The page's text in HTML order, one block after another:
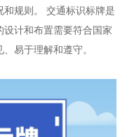
和规则。 交通标识标牌是
计和布置需要符合国家
易于理解和遵守。